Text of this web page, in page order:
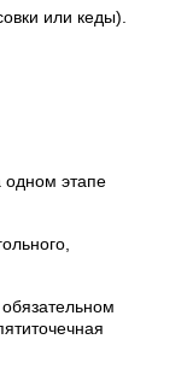
или кеды).
одном этапе